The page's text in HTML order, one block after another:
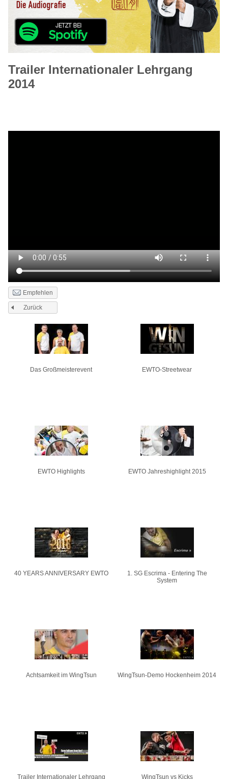
Trailer Internationaler Lehrgang
2014
Empfehlen
Zurück
Das Großmeisterevent EWTO-Streetwear
EWTO Highlights EWTO Jahreshighlight 2015
40 YEARS ANNIVERSARY EWTO
1. SG Escrima - Entering The
System
Achtsamkeit im WingTsun WingTsun-Demo Hockenheim 2014
Trailer Internationaler Lehrgang WingTsun vs Kicks
Seiten